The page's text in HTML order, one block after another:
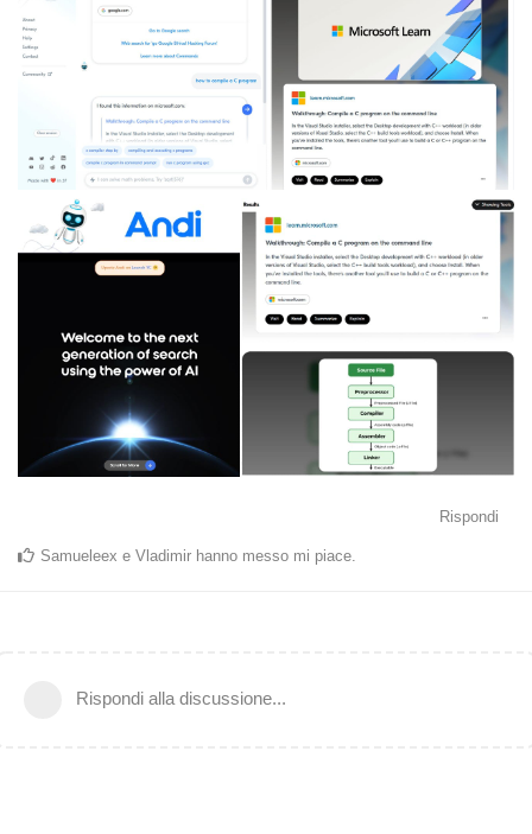
Rispondi
Samueleex e Vladimir hanno messo mi piace
Rispondi alla discussione...